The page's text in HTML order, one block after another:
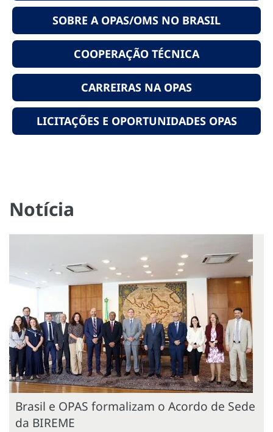
SOBRE A OPAS/OMS NO BRASIL
COOPERAÇÃO TÉCNICA
CARREIRAS NA OPAS
LICITAÇÕES E OPORTUNIDADES OPAS
Notícia
Brasil e OPAS formalizam o Acordo de Sede
da BIREME